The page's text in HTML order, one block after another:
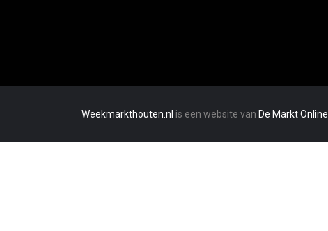
Weekmarkthouten.nl is een website van De Markt Online